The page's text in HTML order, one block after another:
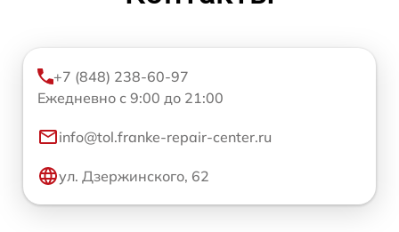
+7 (848) 238-60-97
Ежедневно с 9:00 до 21:00
info@tol.franke-repair-center.ru
ул. Дзержинского, 62